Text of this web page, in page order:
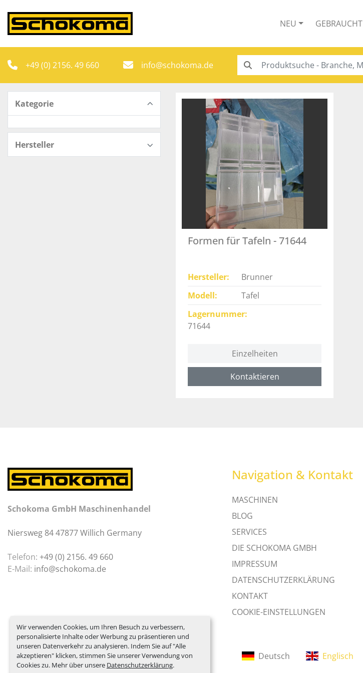
Wir verwenden Cookies, um Ihren Besuch zu verbessern,
personalisierte Inhalte oder Werbung zu präsentieren und
unseren Datenverkehr zu analysieren. Indem Sie auf "Alle
akzeptieren" klicken, stimmen Sie unserer Verwendung von
Cookies zu. Mehr über unsere Datenschutzerklärung.
NEU GEBRAUCHT
+49 (0) 2156. 49 660 info@schokoma.de
Kategorie
Hersteller
Formen für Tafeln - 71644
Hersteller
Brunner
Modell
Tafel
Lagernummer
71644
Einzelheiten
Kontaktieren
Schokoma GmbH Maschinenhandel
Niersweg 84 47877 Willich Germany
Telefon: +49 (0) 2156. 49 660
E-Mail: info@schokoma.de
Navigation & Kontakt
MASCHINEN
BLOG
SERVICES
DIE SCHOKOMA GMBH
IMPRESSUM
DATENSCHUTZERKLÄRUNG
KONTAKT
COOKIE-EINSTELLUNGEN
Deutsch Englisch